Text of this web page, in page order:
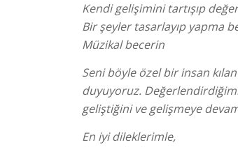
Kendi gelişimini tartışıp
Bir şeyler tasarlayıp yapma
Müzikal becerin
Seni böyle özel bir insan
duyuyoruz.
geliştiğini ve gelişmeye
En iyi dileklerimle,